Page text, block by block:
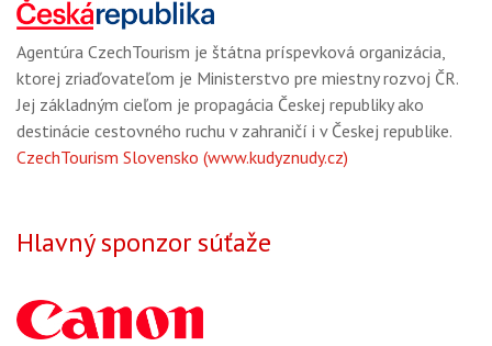
Agentúra CzechTourism je štátna príspevková organizácia,
ktorej zriaďovateľom je Ministerstvo pre miestny rozvoj ČR.
Jej základným cieľom je propagácia Českej republiky ako
destinácie cestovného ruchu v zahraničí i v Českej republike.
CzechTourism Slovensko (www.kudyznudy.cz)
Hlavný sponzor súťaže